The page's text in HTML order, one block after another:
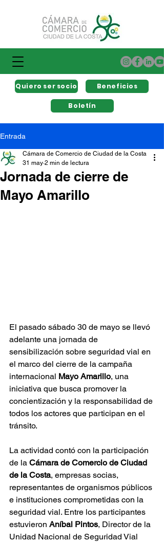
Quiero ser socio Beneficios
Boletín
Entrada
Jornada de cierre de
Mayo Amarillo
Cámara de Comercio de Ciudad de la Costa
31 may 2 min de lectura
El pasado sábado 30 de mayo se llevó
adelante una jornada de
sensibilización sobre seguridad vial en
el marco del cierre de la campaña
internacional Mayo Amarillo, una
iniciativa que busca promover la
concientización y la responsabilidad de
todos los actores que participan en el
tránsito.
La actividad contó con la participación
de la Cámara de Comercio de Ciudad
de la Costa, empresas socias,
representantes de organismos públicos
e instituciones comprometidas con la
seguridad vial. Entre los participantes
estuvieron Aníbal Pintos, Director de la
Unidad Nacional de Seguridad Vial